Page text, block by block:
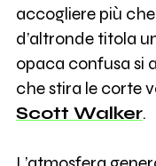
accogliere più
d’altronde titola
opaca confusa si
che stira le corte
Scott Walker.